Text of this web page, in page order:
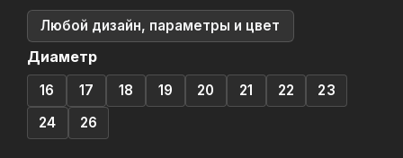
Любой дизайн, параметры и цвет
Диаметр
16 17 18 19 20 21 22
23
24
26